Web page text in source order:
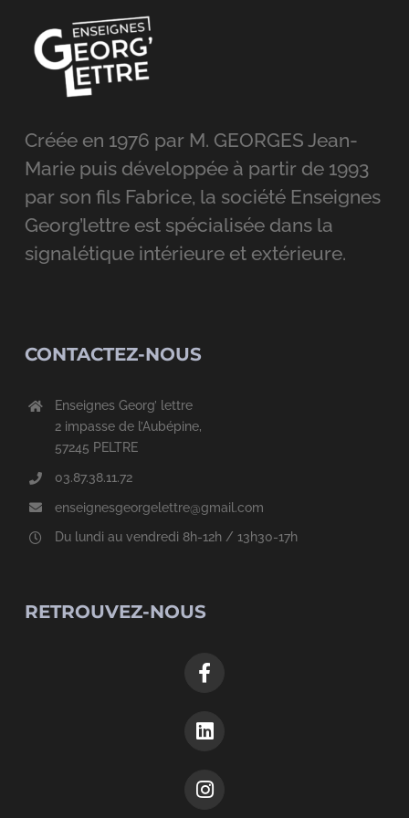
Créée en 1976 par M. GEORGES Jean-
Marie puis développée à partir de 1993
par son fils Fabrice, la société Enseignes
Georg’lettre est spécialisée dans la
signalétique intérieure et extérieure.
CONTACTEZ-NOUS
Enseignes Georg’ lettre
2 impasse de l’Aubépine,
57245 PELTRE
03.87.38.11.72
enseignesgeorgelettre@gmail.com
Du lundi au vendredi 8h-12h / 13h30-17h
RETROUVEZ-NOUS